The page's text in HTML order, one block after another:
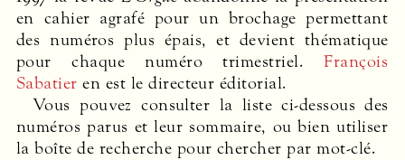
en cahier agrafé pour un brochage permettant
des numéros plus épais, et devient thématique
pour chaque numéro trimestriel.François
Sabatier en est le directeur éditorial.
Vous pouvez consulter la liste ci-dessous des
numéros parus et leur sommaire, ou bien utiliser
la boîte de recherche pour chercher par mot-clé.